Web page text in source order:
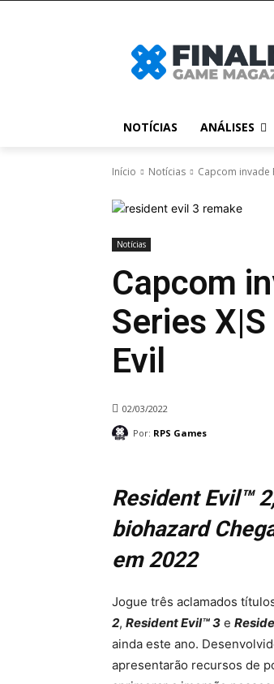
NOTÍCIAS ANÁLISES
Início Notícias Capcom invade
Notícias
Capcom
Series
Evil
02/03/2022
Por: RPS Games
Resident Evil™
biohazard
em 2022
Jogue três aclamados
2, Resident Evil™ 3 e
ainda este ano.
apresentarão recursos de